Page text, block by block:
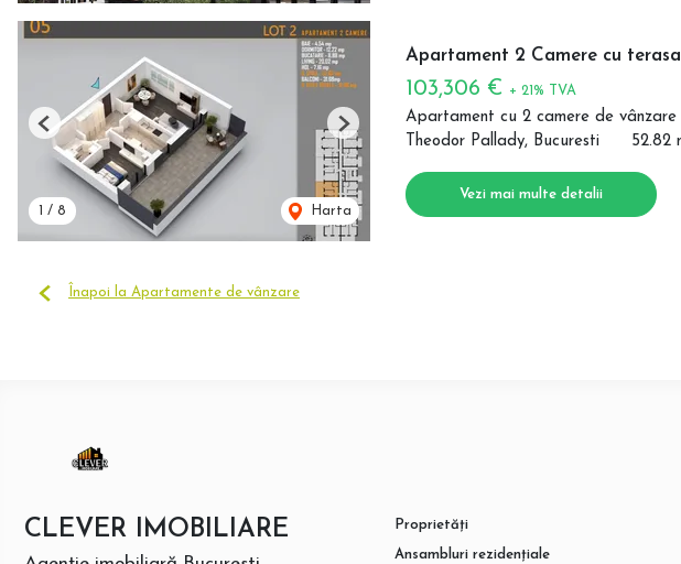
/ 8 Harta
Previous Next
Apartament 2 Camere cu
103,306 € + 21% TVA
Apartament cu 2 camere de vânzare
Theodor Pallady, Bucuresti
52.82
Vezi mai multe detalii
Înapoi la Apartamente de vânzare
CLEVER IMOBILIARE Proprietăți
Ansambluri rezidențiale